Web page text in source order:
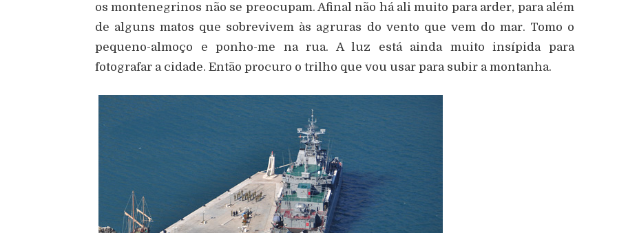
os montenegrinos não se preocupam. Afinal não há ali muito para arder, para além
de alguns matos que sobrevivem às agruras do vento que vem do mar. Tomo o
pequeno-almoço e ponho-me na rua. A luz está ainda muito insípida para
fotografar a cidade. Então procuro o trilho que vou usar para subir a montanha.